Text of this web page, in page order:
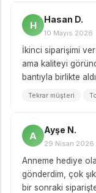
H
Hasan D.
10 Mayıs 2026
İkinci siparişimi
ama kaliteyi
bantıyla birlikte
Tekrar müşteri
A
Ayşe N.
29 Nisan 2026
Anneme hediye
gönderdim, çok
bir sonraki